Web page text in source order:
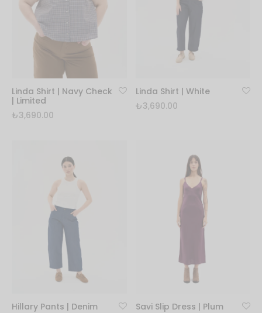
Linda Shirt | Navy Check
| Limited
₺3,690.00
Linda Shirt | White
₺3,690.00
Hillary Pants | Denim
Savi Slip Dress | Plum